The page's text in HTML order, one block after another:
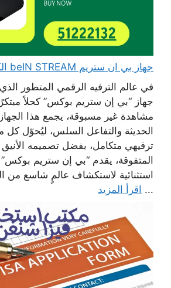
جهاز بي ان ستريم beIN STREAM الكويت مع اشتراك
في عالم الترفيه الرقمي المتطور الذي
جهاز “بي إن ستريم بوكس” كحلاً
مشاهدة غير مسبوقة، يجمع هذا الجهاز
الحديثة والتفاعل السلس، ليُحوّل كل
ترفيهي متكامل، بفضل تصميمه الأنيق
المتفوقة، يقدم “بي إن ستريم بوكس”
استثنائية لاستكشاف عالمٍ شاسع من
... اقرأ المزيد